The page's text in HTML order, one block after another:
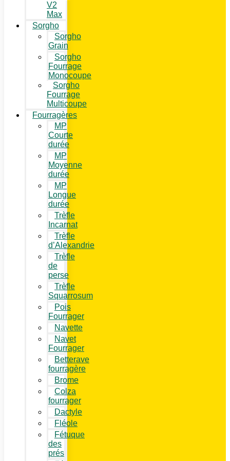
V2
Max
Sorgho
Sorgho
Grain
Sorgho
Fourrage
Monocoupe
Sorgho
Fourrage
Multicoupe
Fourragères
MP
Courte
durée
MP
Moyenne
durée
MP
Longue
durée
Trèfle
Incarnat
Trèfle
d’Alexandrie
Trèfle
de
perse
Trèfle
Squarrosum
Pois
Fourrager
Navette
Navet
Fourrager
Betterave
fourragère
Brome
Colza
fourrager
Dactyle
Fléole
Fétuque
des
prés